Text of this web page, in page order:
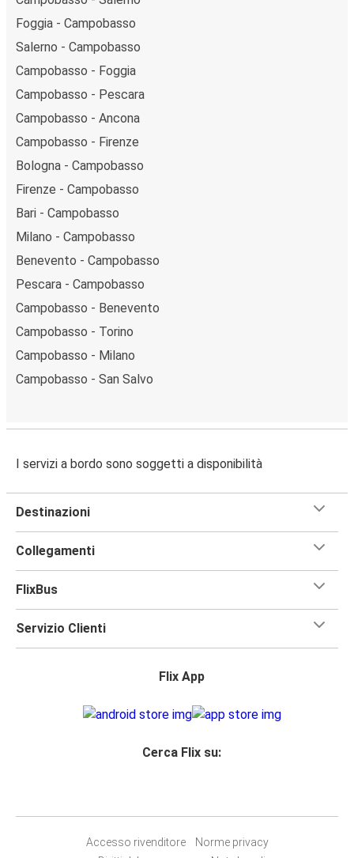
Foggia - Campobasso
Salerno - Campobasso
Campobasso - Foggia
Campobasso - Pescara
Campobasso - Ancona
Campobasso - Firenze
Bologna - Campobasso
Firenze - Campobasso
Bari - Campobasso
Milano - Campobasso
Benevento - Campobasso
Pescara - Campobasso
Campobasso - Benevento
Campobasso - Torino
Campobasso - Milano
Campobasso - San Salvo
I servizi a bordo sono soggetti a disponibilità
Destinazioni
Collegamenti
FlixBus
Servizio Clienti
Flix App
Cerca Flix su:
Accesso rivenditore
Norme privacy